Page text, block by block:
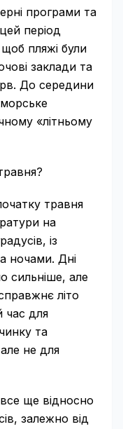
програми та
період
щоб пляжі були
заклади та
До середини
«літньому
травня
на
із
ночами. Дні
сильніше, але
літо
час для
та
не для
ще відносно
залежно від